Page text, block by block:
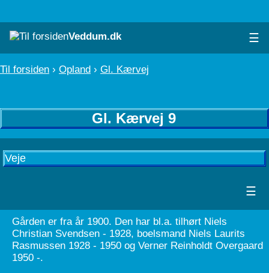
Veddum.dk ☰
Til forsiden › Opland › Gl. Kærvej
Gl. Kærvej 9
Veje
☰
Gården er fra år 1900. Den har bl.a. tilhørt Niels
Christian Svendsen - 1928, boelsmand Niels Laurits
Rasmussen 1928 - 1950 og Verner Reinholdt Overgaard
1950 -.